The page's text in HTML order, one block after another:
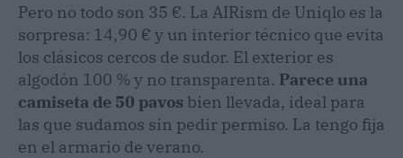
Pero no todo son 35 €. La AIRism de Uniqlo es la
sorpresa: 14,90 € y un interior técnico que evita
los clásicos cercos de sudor. El exterior es
algodón 100 % y no transparenta. Parece una
camiseta de 50 pavos bien llevada, ideal para
las que sudamos sin pedir permiso. La tengo fija
en el armario de verano.